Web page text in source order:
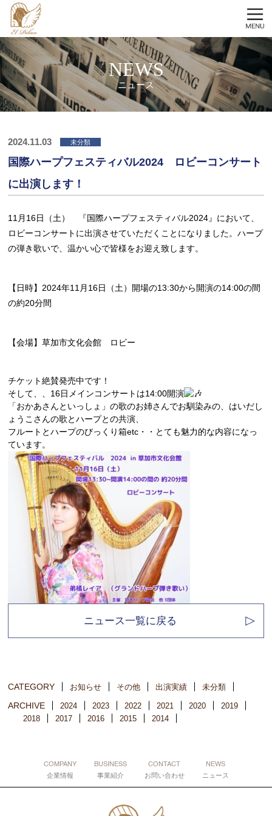
NEWS
ニュース
2024.11.03 未分類
国際ハープフェスティバル2024 ロビーコンサート
に出演します！
11月16日（土） 『国際ハープフェスティバル2024』において、
ロビーコンサートに出演させていただくことになりました。ハープ
の弾き歌いで、温かい心で皆様をお迎え致します。
【日時】2024年11月16日（土）開場の13:30から開演の14:00の間
の約20分間
【会場】草加市文化会館 ロビー
チケット絶賛発売中です！
そして、、16日メインコンサートは14:00開演
「おかあさんといっしょ」の歌のお姉さんでお馴染みの、はいだし
ょうこさんの歌とハープとの共演、
フルートとハープのびっくり箱etc・・とても魅力的な内容になっ
ています。
ニュース一覧に戻る
CATEGORY お知らせ その他 出演実績 未分類
ARCHIVE 2024 2023 2022 2021 2020
2019
2018
2017 2016 2015 2014
COMPANY
企業情報
BUSINESS
事業紹介
CONTACT
お問い合わせ
NEWS
ニュース